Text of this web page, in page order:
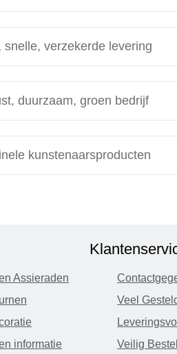
snelle, verzekerde levering
duurzaam, groen bedrijf
kunstenaarsproducten
Assieraden
informatie
Veel
Veilig